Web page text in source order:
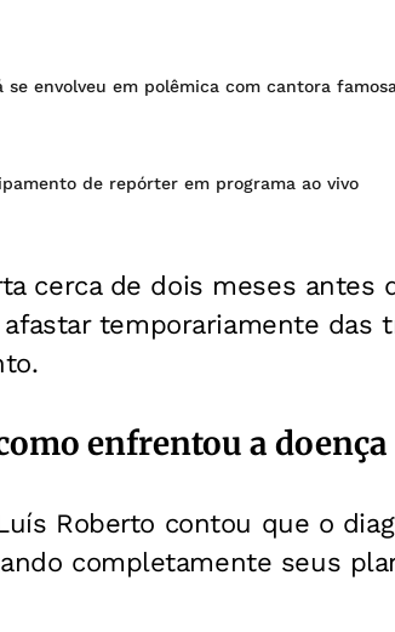
se envolveu em polêmica com cantora famosa
de repórter em programa ao vivo
cerca de dois meses antes
temporariamente das
enfrentou a doença
Roberto contou que o
completamente seus